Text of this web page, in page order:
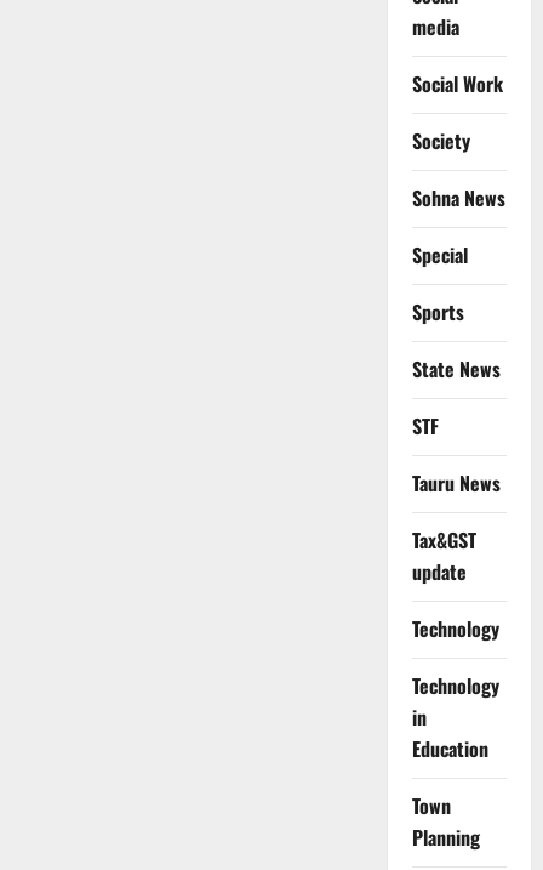
media
Social Work
Society
Sohna News
Special
Sports
State News
STF
Tauru News
Tax&GST
update
Technology
Technology
in
Education
Town
Planning